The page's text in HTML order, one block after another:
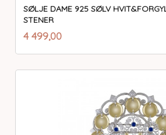
SØLJE DAME 925 SØLV
STENER
Pris
4 499,00mva.